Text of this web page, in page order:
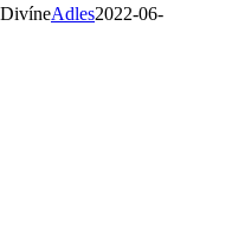
Adles2022-06-